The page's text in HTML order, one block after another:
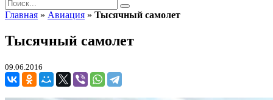
Главная » Авиация » Тысячный самолет
Тысячный самолет
09.06.2016